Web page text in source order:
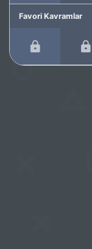
Favori Kavramlar